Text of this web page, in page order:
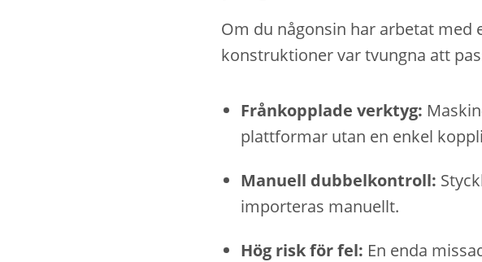
Om du någonsin har arbetat
konstruktioner var tvungna att
Frånkopplade verktyg:
plattformar utan en enkel
Manuell dubbelkontroll:
importeras manuellt.
Hög risk för fel: En enda